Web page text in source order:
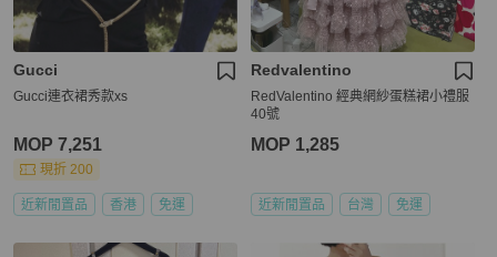
Gucci
Gucci連衣裙秀款xs
MOP 7,251
現折 200
近新閒置品 香港 免運
Redvalentino
RedValentino 經典網紗蛋糕裙小禮服
40號
MOP 1,285
近新閒置品 台灣 免運